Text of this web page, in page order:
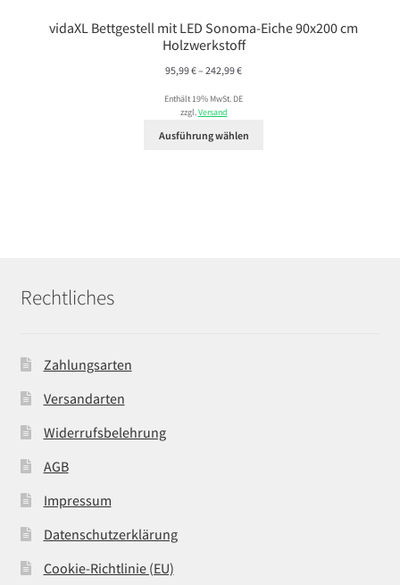
vidaXL Bettgestell mit LED Sonoma-Eiche 90x200 cm
Holzwerkstoff
95,99€– 242,99€Preisspanne:
bis
Enthält 19% MwSt. DE
zzgl.Versand
Ausführung wählen
Rechtliches
Zahlungsarten
Versandarten
Widerrufsbelehrung
AGB
Impressum
Datenschutzerklärung
Cookie-Richtlinie (EU)